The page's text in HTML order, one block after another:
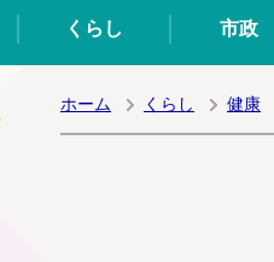
くらし 市政
ホーム くらし 健康